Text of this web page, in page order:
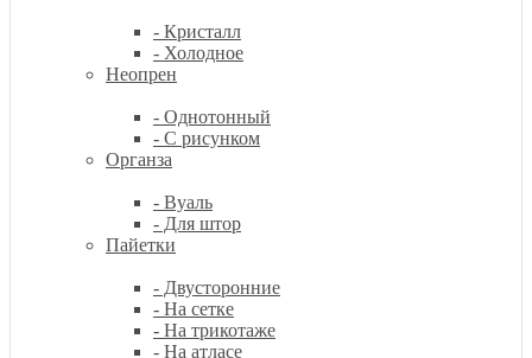
- Кристалл
- Холодное
Неопрен
- Однотонный
- С рисунком
Органза
- Вуаль
- Для штор
Пайетки
- Двусторонние
- На сетке
- На трикотаже
- На атласе